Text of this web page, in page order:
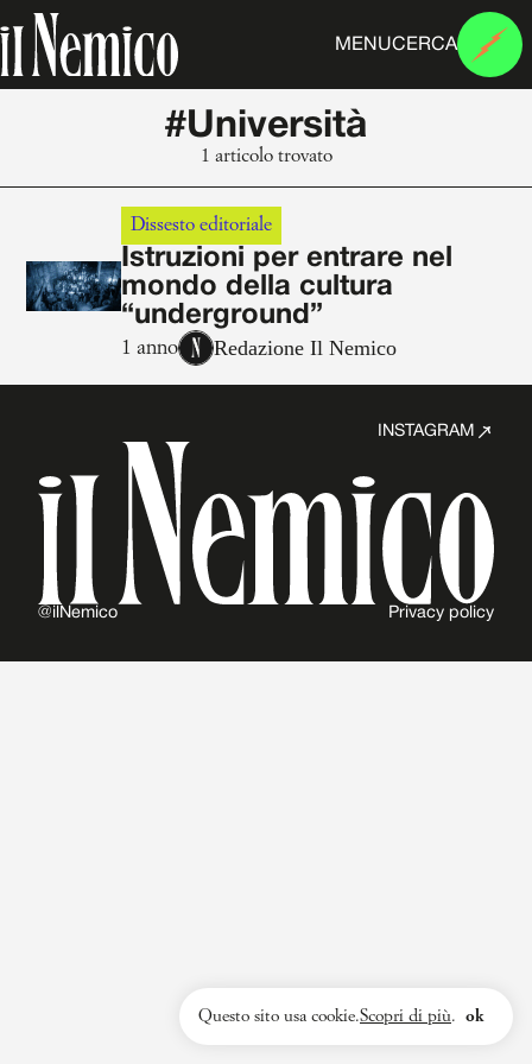
MENUCERCA
#Università
1 articolo trovato
Dissesto editoriale
Istruzioni per entrare nel
mondo della cultura
“underground”
1 anno Redazione Il Nemico
INSTAGRAM
@ilNemico Privacy policy
Questo sito usa cookie.Scopri di più. ok